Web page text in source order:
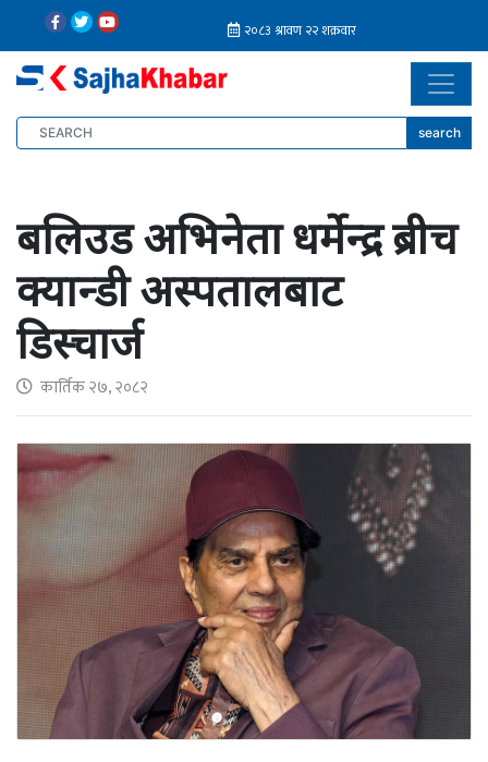
search
बलिउड अभिनेता धर्मेन्द्र ब्रीच
क्यान्डी अस्पतालबाट
डिस्चार्ज
कार्तिक २७, २०८२